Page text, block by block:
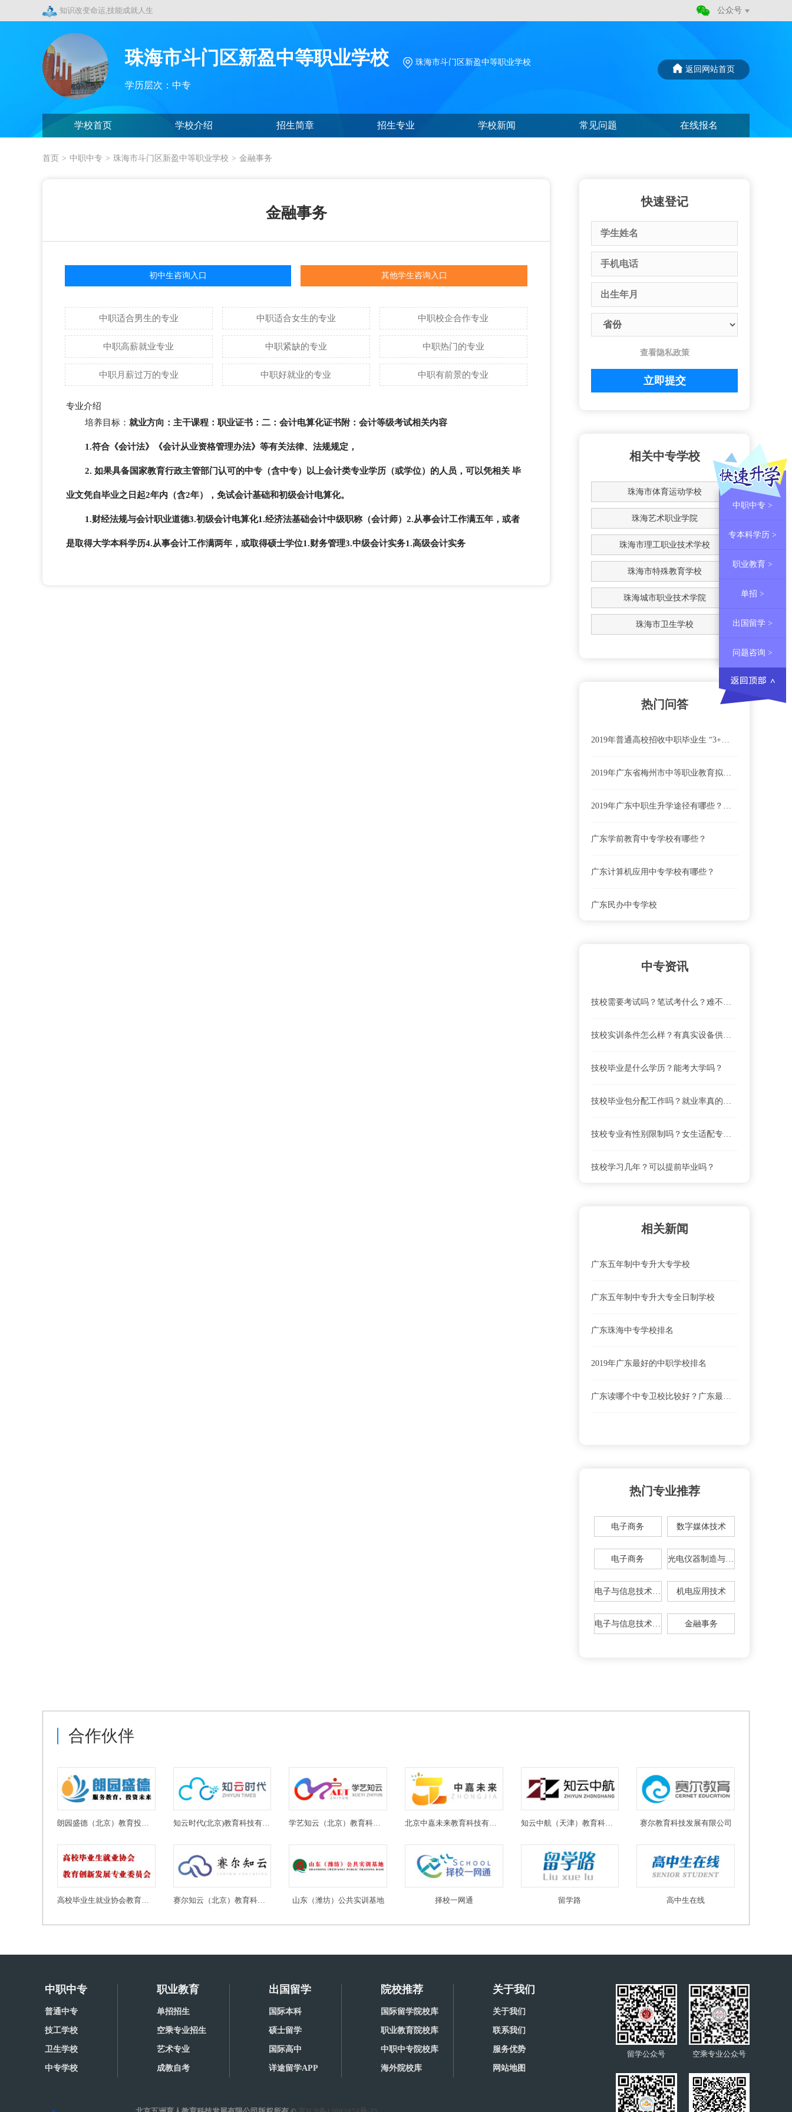
知识改变命运,技能成就人生 公众号
珠海市斗门区新盈中等职业学校 珠海市斗门区新盈中等职业学校
学历层次：中专
返回网站首页
学校首页 学校介绍 招生简章 招生专业 学校新闻 常见问题 在线报名
首页 > 中职中专 > 珠海市斗门区新盈中等职业学校 > 金融事务
金融事务
初中生咨询入口 其他学生咨询入口
中职适合男生的专业 中职适合女生的专业 中职校企合作专业
中职高薪就业专业 中职紧缺的专业 中职热门的专业
中职月薪过万的专业 中职好就业的专业 中职有前景的专业
专业介绍
培养目标： 就业方向： 主干课程： 职业证书： 二：会计电算化证书附：会计等级考试相关内容
1.符合《会计法》《会计从业资格管理办法》等有关法律、法规规定，
2. 如果具备国家教育行政主管部门认可的中专（含中专）以上会计类专业学历（或学位）的人员，可以凭相关 毕
业文凭自毕业之日起2年内（含2年），免试会计基础和初级会计电算化。
1.财经法规与会计职业道德3.初级会计电算化1.经济法基础会计中级职称（会计师） 2.从事会计工作满五年，或者
是取得大学本科学历4.从事会计工作满两年，或取得硕士学位1.财务管理3.中级会计实务1.高级会计实务
快速登记
查看隐私政策
相关中专学校
珠海市体育运动学校
珠海艺术职业学院
珠海市理工职业技术学校
珠海市特殊教育学校
珠海城市职业技术学院
珠海市卫生学校
热门问答
2019年普通高校招收中职毕业生 “3+专业技能课程证书”考试问答
2019年广东省梅州市中等职业教育拟招生学校有哪些？名单一览表
2019年广东中职生升学途径有哪些？中职生也能直接读本科？
广东学前教育中专学校有哪些？
广东计算机应用中专学校有哪些？
广东民办中专学校
珠海市斗门区新盈中等职业学校怎么去？乘车路线
珠海市斗门区新盈中等职业学校学费及收费标准
珠海市斗门区新盈中等职业学校就业前景怎么样？
珠海市斗门区新盈中等职业学校怎么去？乘车路线
中专资讯
技校需要考试吗？笔试考什么？难不难？
技校实训条件怎么样？有真实设备供实操吗？
技校毕业是什么学历？能考大学吗？
技校毕业包分配工作吗？就业率真的高吗？
技校专业有性别限制吗？女生适配专业清单
技校学习几年？可以提前毕业吗？
相关新闻
广东五年制中专升大专学校
广东五年制中专升大专全日制学校
广东珠海中专学校排名
2019年广东最好的中职学校排名
广东读哪个中专卫校比较好？广东最好的中专卫校
热门专业推荐
电子商务 数字媒体技术
电子商务 光电仪器制造与维修
电子与信息技术（广东区域） 机电应用技术
电子与信息技术（省外扶贫班） 金融事务
合作伙伴
朗园盛德（北京）教育投资有限公司 知云时代(北京)教育科技有限公司 学艺知云（北京）教育科技有限公司 北京中嘉未来教育科技有限公司 知云中航（天津）教育科技有限公司 赛尔教育科技发展有限公司
赛尔知云（北京）教育科技有限公司 山东（潍坊）公共实训基地 择校一网通 留学路 高中生在线
中职中专
普通中专
技工学校
卫生学校
中专学校
职业教育
单招招生
空乘专业招生
艺术专业
成教自考
出国留学
国际本科
硕士留学
国际高中
详途留学APP
院校推荐
国际留学院校库
职业教育院校库
中职中专院校库
海外院校库
关于我们
关于我们
联系我们
服务优势
网站地图
空乘专业公众号
留学公众号
中职中专 >
专本科学历 >
职业教育 >
单招 >
出国留学 >
问题咨询 >